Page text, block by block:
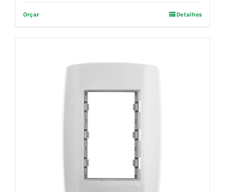
Orçar Detalhes